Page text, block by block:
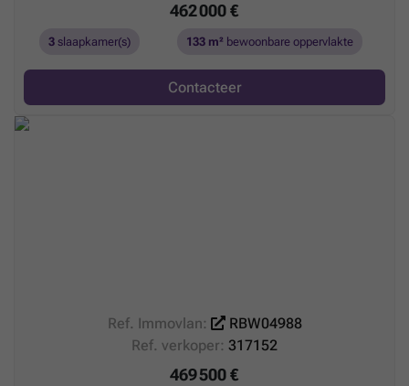
462 000 €
3slaapkamer(s) 133 m² bewoonbare oppervlakte
Contacteer
Ref. Immovlan:
RBW04988
Ref. verkoper: 317152
469 500 €